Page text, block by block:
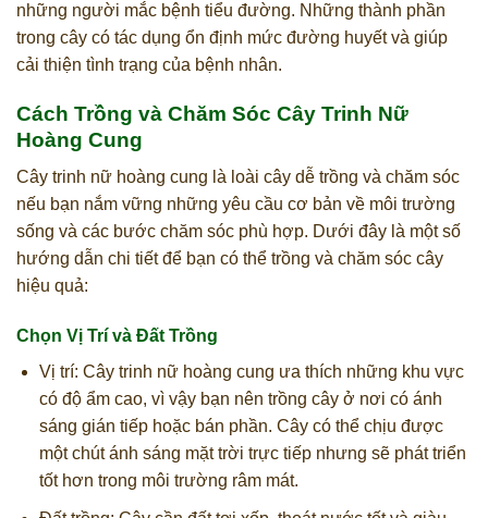
những người mắc bệnh tiểu đường. Những thành phần
trong cây có tác dụng ổn định mức đường huyết và giúp
cải thiện tình trạng của bệnh nhân.
Cách Trồng và Chăm Sóc Cây Trinh Nữ
Hoàng Cung
Cây trinh nữ hoàng cung là loài cây dễ trồng và chăm sóc
nếu bạn nắm vững những yêu cầu cơ bản về môi trường
sống và các bước chăm sóc phù hợp. Dưới đây là một số
hướng dẫn chi tiết để bạn có thể trồng và chăm sóc cây
hiệu quả:
Chọn Vị Trí và Đất Trồng
Vị trí: Cây trinh nữ hoàng cung ưa thích những khu vực
có độ ẩm cao, vì vậy bạn nên trồng cây ở nơi có ánh
sáng gián tiếp hoặc bán phần. Cây có thể chịu được
một chút ánh sáng mặt trời trực tiếp nhưng sẽ phát triển
tốt hơn trong môi trường râm mát.